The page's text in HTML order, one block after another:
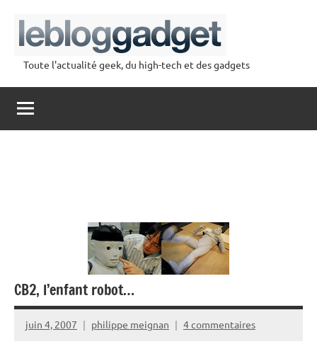
contenu
lebloggadget
Toute l'actualité geek, du high-tech et des gadgets
CB2, l’enfant robot…
juin 4, 2007 philippe meignan 4 commentaires